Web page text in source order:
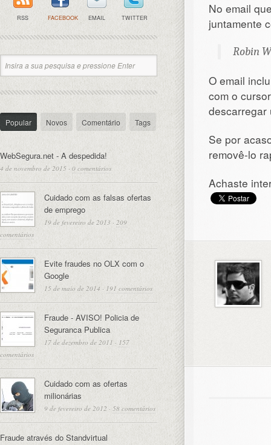
No email
juntamente
Robin
O email
com o
Se por
removê-lo
Achaste
RSS FACEBOOK EMAIL TWITTER
Popular Novos Comentário Tags
WebSegura.net - A despedida!
4 de novembro de 2015 · 0 comentários
Cuidado com as falsas ofertas
de emprego
19 de fevereiro de 2013 · 209
comentários
Evite fraudes no OLX com o
Google
15 de maio de 2014 · 191 comentários
Fraude - AVISO! Policia de
Seguranca Publica
17 de dezembro de 2011 · 157
comentários
Cuidado com as ofertas
milionárias
9 de fevereiro de 2012 · 58 comentários
Fraude através do Standvirtual